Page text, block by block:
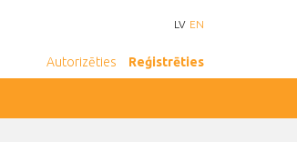
LV EN
Autorizēties Reģistrēties